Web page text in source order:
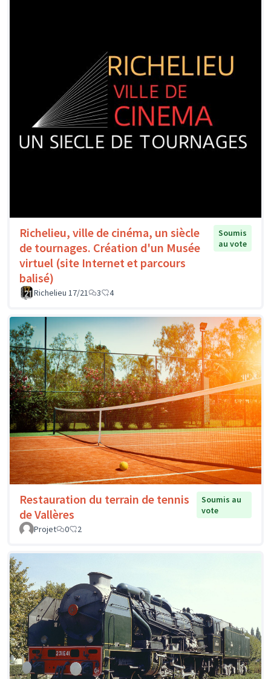
Richelieu, ville de cinéma, un siècle
de tournages. Création d'un Musée
virtuel (site Internet et parcours
balisé)
Soumis
au vote
Richelieu 17/21 3 4
Restauration du terrain de tennis
de Vallères
Soumis au
vote
Projet
0 2